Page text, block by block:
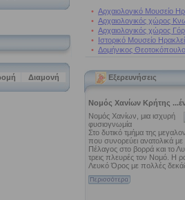
• Αρχαιολογικό Μουσείο
• Αρχαιολογικός χώρος
• Αρχαιολογικός χώρος
• Ιστορικό Μουσείο
• Δομήνικος
Εξερευνήσεις